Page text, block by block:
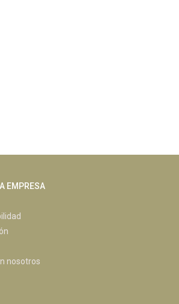
EMPRESA
nosotros